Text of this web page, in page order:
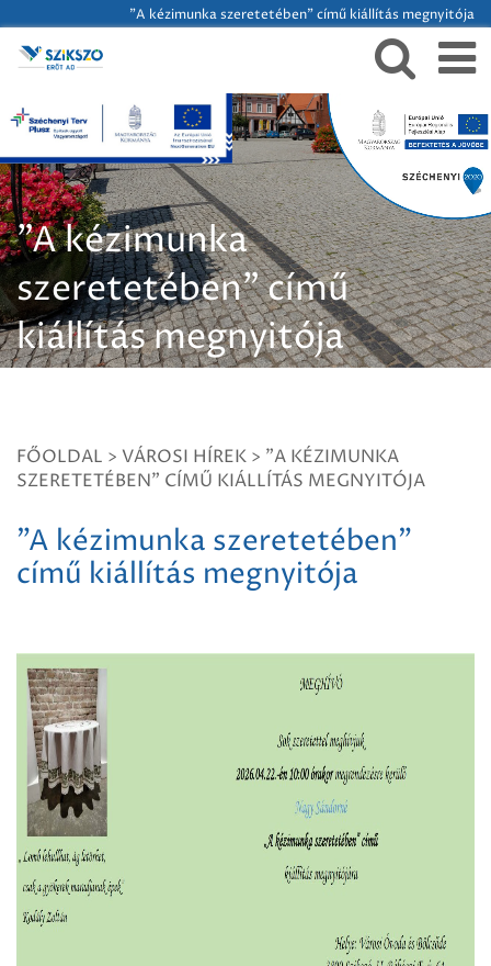
"A kézimunka szeretetében" című kiállítás megnyitója
"A kézimunka
szeretetében" című
kiállítás megnyitója
FŐOLDAL > VÁROSI HÍREK > "A KÉZIMUNKA
SZERETETÉBEN" CÍMŰ KIÁLLÍTÁS MEGNYITÓJA
"A kézimunka szeretetében"
című kiállítás megnyitója